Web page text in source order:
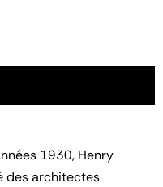
1930, Henry
des architectes